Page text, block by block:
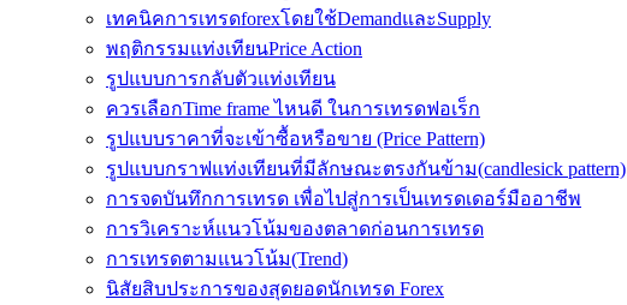
เทคนิคการเทรดforexโดยใช้DemandและSupply
พฤติกรรมแท่งเทียนPrice Action
รูปแบบการกลับตัวแท่งเทียน
ควรเลือกTime frame ไหนดี ในการเทรดฟอเร็ก
รูปแบบราคาที่จะเข้าซื้อหรือขาย (Price Pattern)
รูปแบบกราฟแท่งเทียนที่มีลักษณะตรงกันข้าม(candlesick pattern)
การจดบันทึกการเทรด เพื่อไปสู่การเป็นเทรดเดอร์มืออาชีพ
การวิเคราะห์แนวโน้มของตลาดก่อนการเทรด
การเทรดตามแนวโน้ม(Trend)
นิสัยสิบประการของสุดยอดนักเทรด Forex